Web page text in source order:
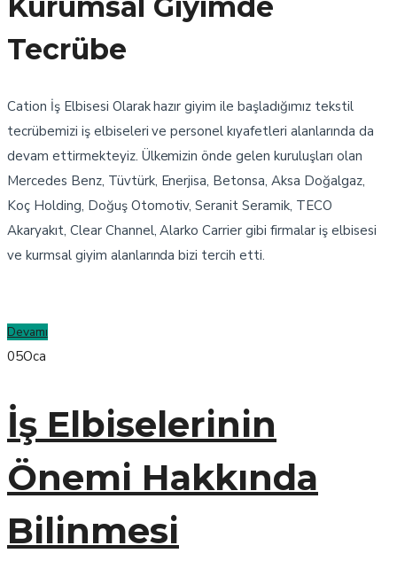
Tecrübe
Cation İş Elbisesi Olarak hazır giyim ile başladığımız tekstil
tecrübemizi iş elbiseleri ve personel kıyafetleri alanlarında da
devam ettirmekteyiz. Ülkemizin önde gelen kuruluşları olan
Mercedes Benz, Tüvtürk, Enerjisa, Betonsa, Aksa Doğalgaz,
Koç Holding, Doğuş Otomotiv, Seranit Seramik, TECO
Akaryakıt, Clear Channel, Alarko Carrier gibi firmalar iş elbisesi
ve kurmsal giyim alanlarında bizi tercih etti.
Devamı
05Oca
İş Elbiselerinin
Önemi Hakkında
Bilinmesi